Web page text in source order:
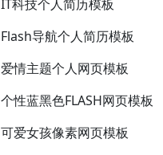
IT科技个人简历模板
Flash导航个人简历模板
爱情主题个人网页模板
个性蓝黑色FLASH网页模板
可爱女孩像素网页模板